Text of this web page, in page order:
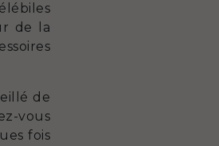
de la
de
vous
fois